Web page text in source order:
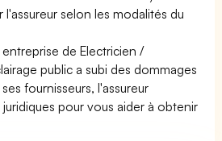
l'assureur selon les modalités du
de Electricien /
public a subi des dommages
fournisseurs, l'assureur
pour vous aider à obtenir